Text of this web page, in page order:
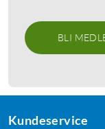
BLI
Kundeservice